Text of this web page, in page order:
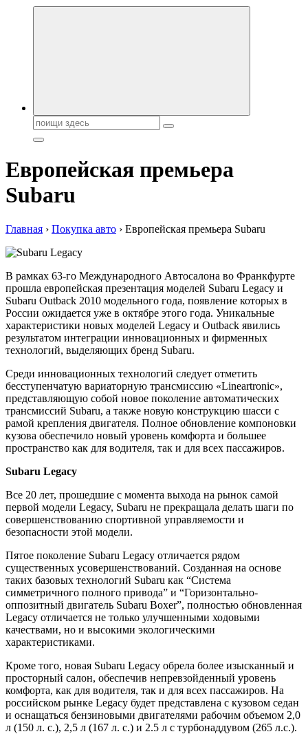
Справочник автомобилиста. Обзор новинок популярных
Поиск:
Европейская премьера
Subaru
Главная › Покупка авто › Европейская премьера Subaru
В рамках 63-го Международного Автосалона во Франкфурте
прошла европейская презентация моделей Subaru Legacy и
Subaru Outback 2010 модельного года, появление которых в
России ожидается уже в октябре этого года. Уникальные
характеристики новых моделей Legacy и Outback явились
результатом интеграции инновационных и фирменных
технологий, выделяющих бренд Subaru.
Среди инновационных технологий следует отметить
бесступенчатую вариаторную трансмиссию «Lineartronic»,
представляющую собой новое поколение автоматических
трансмиссий Subaru, а также новую конструкцию шасси с
рамой крепления двигателя. Полное обновление компоновки
кузова обеспечило новый уровень комфорта и большее
пространство как для водителя, так и для всех пассажиров.
Subaru Legacy
Все 20 лет, прошедшие с момента выхода на рынок самой
первой модели Legacy, Subaru не прекращала делать шаги по
совершенствованию спортивной управляемости и
безопасности этой модели.
Пятое поколение Subaru Legacy отличается рядом
существенных усовершенствований. Созданная на основе
таких базовых технологий Subaru как “Система
симметричного полного привода” и “Горизонтально-
оппозитный двигатель Subaru Boxer”, полностью обновленная
Legacy отличается не только улучшенными ходовыми
качествами, но и высокими экологическими
характеристиками.
Кроме того, новая Subaru Legacy обрела более изысканный и
просторный салон, обеспечив непревзойденный уровень
комфорта, как для водителя, так и для всех пассажиров. На
российском рынке Legacy будет представлена с кузовом седан
и оснащаться бензиновыми двигателями рабочим объемом 2,0
л (150 л. с.), 2,5 л (167 л. с.) и 2.5 л с турбонаддувом (265 л.с.).